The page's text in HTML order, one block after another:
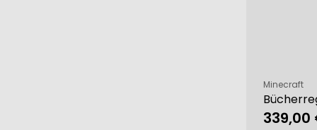
Verkäufer:
Minecraft
339,00